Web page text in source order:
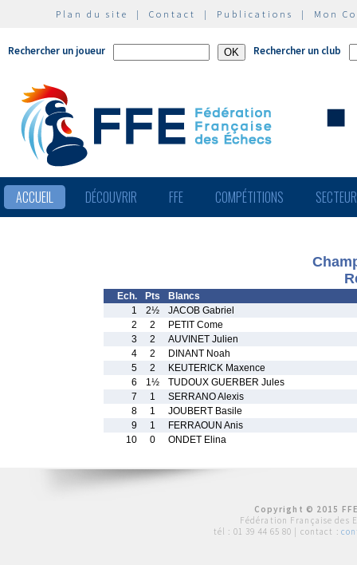
Plan du site | Contact | Publications | Mon
Rechercher un joueur Rechercher un club
ACCUEIL DÉCOUVRIR FFE COMPÉTITIONS
Ech. Pts
Blancs
1
2½
JACOB Gabriel
2
2
PETIT Come
3
2
AUVINET Julien
4
2
DINANT Noah
5
2
KEUTERICK Maxence
6
1½
TUDOUX GUERBER Jules
7
1
SERRANO Alexis
8
1
JOUBERT Basile
9
1
FERRAOUN Anis
10
0 ONDET Elina
Copyright © 2015
Fédération Française des
tél : 01 39 44 65 80 | contact :